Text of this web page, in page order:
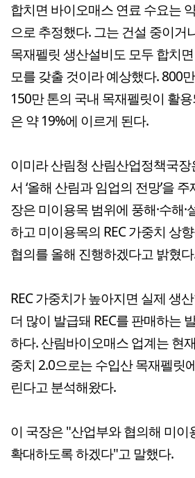
합치면 바이오매스 연료 수요는
으로 추정했다. 그는 건설 중이거
목재펠릿 생산설비도 모두 합치
모를 갖출 것이라 예상했다. 800
150만 톤의 국내 목재펠릿이 활
은 약 19%에 이르게 된다.
이미라 산림청 산림산업정책국
서 ‘올해 산림과 임업의 전망’을
장은 미이용목 범위에 풍해·수해
하고 미이용목의 REC 가중치 상
협의를 올해 진행하겠다고 밝혔
REC 가중치가 높아지면 실제 생
더 많이 발급돼 REC를 판매하는
하다. 산림바이오매스 업계는 현
중치 2.0으로는 수입산 목재펠릿
린다고 분석해왔다.
이 국장은 "산업부와 협의해 미이
확대하도록 하겠다"고 말했다.